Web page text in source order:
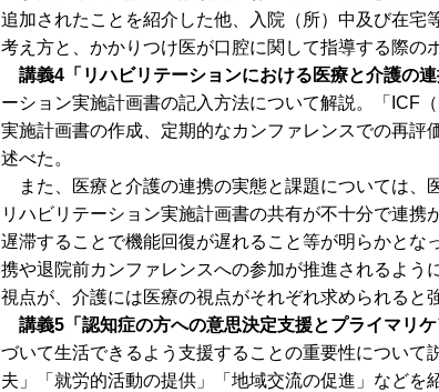
追加されたことを紹介した他、入院（所）中及び在
考え方と、かかりつけ医が口腔に関して指導する際の
講義4「リハビリテーションにおける医療と介護の連
ーション実施計画書の記入方法について解説。「ICF
実施計画書の作成、定期的なカンファレンスでの再
述べた。
また、医療と介護の連携の実態と課題については、
リハビリテーション実施計画書の共有が不十分で連
遅滞することで機能回復が遅れること等が明らかと
携や退院前カンファレンスへの参加が推進されるよ
視点が、介護には医療の視点がそれぞれ求められると
講義5「認知症の方への意思決定支援とプライマリケ
づいて生活できるよう支援することの重要性につい
夫」「就労的活動の提供」「地域交流の促進」など